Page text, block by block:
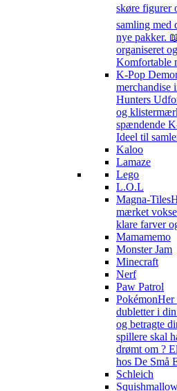
skøre figurer
samling med
nye pakker.
organiseret
Komfortable
K-Pop
merchandise
Hunters
og
spændende
Ideel til
Kaloo
Lamaze
Lego
L.O.L
Magna-Tiles
mærket
klare farver
Mamamemo
Monster Jam
Minecraft
Nerf
Paw Patrol
PokémonHer
dubletter i
og betragte
spillere skal
drømt om ?
hos De Små
Schleich